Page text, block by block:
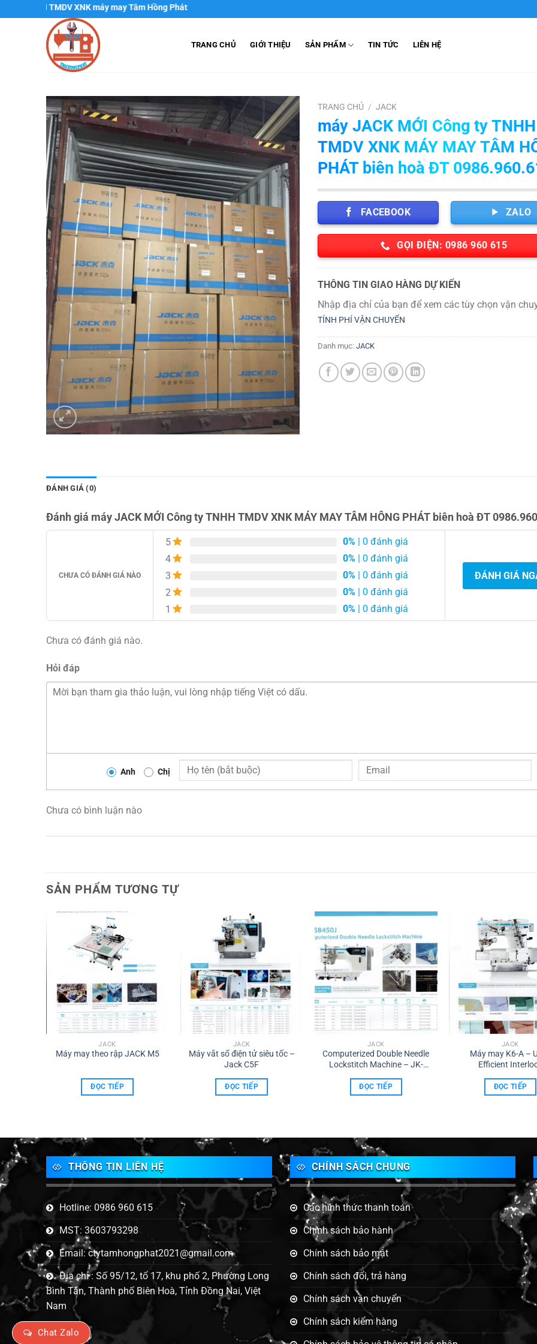
đến
TMDV XNK máy may Tâm Hồng Phát
TRANG CHỦ GIỚI THIỆU SẢN PHẨM TIN TỨC LIÊN HỆ
TRANG CHỦ / JACK
máy JACK MỚI Công ty TNHH
TMDV XNK MÁY MAY TÂM
PHÁT biên hoà ĐT
FACEBOOK ZALO
GỌI ĐIỆN: 0986 960 615
THÔNG TIN GIAO HÀNG DỰ KIẾN
Nhập địa chỉ của bạn để xem các tùy chọn vận
TÍNH PHÍ VẬN CHUYỂN
Danh mục:JACK
ĐÁNH GIÁ (0)
Đánh giá máy JACK MỚI Công ty TNHH TMDV XNK MÁY MAY TÂM HÔNG PHÁT biên hoà ĐT
CHƯA CÓ ĐÁNH GIÁ NÀO
5 0%| 0 đánh giá
4
0%| 0 đánh giá
3
0%| 0 đánh giá
2
0%| 0 đánh giá
1
0%| 0 đánh giá
ĐÁNH GIÁ
Chưa có đánh giá nào.
Hỏi đáp
Anh Chị
Chưa có bình luận nào
SẢN PHẨM TƯƠNG TỰ
JACK
Máy may theo rập JACK M5
ĐỌC TIẾP
JACK
Máy vắt sổ điện tử siêu tốc –
Jack C5F
ĐỌC TIẾP
JACK
Computerized Double Needle
Lockstitch Machine – JK-
ĐỌC TIẾP
JACK
Máy may K6-A –
Efficient
ĐỌC TIẾP
THÔNG TIN LIÊN HỆ
Hotline: 0986 960 615
MST: 3603793298
Email: ctytamhongphat2021@gmail.com
Địa chỉ : Số 95/12, tổ 17, khu phố 2, Phường Long
Bình Tân, Thành phố Biên Hoà, Tỉnh Đồng Nai, Việt
Nam
CHÍNH SÁCH CHUNG
Các hình thức thanh toán
Chính sách bảo hành
Chính sách bảo mật
Chính sách đổi, trả hàng
Chính sách vận chuyển
Chính sách kiểm hàng
Chat Zalo